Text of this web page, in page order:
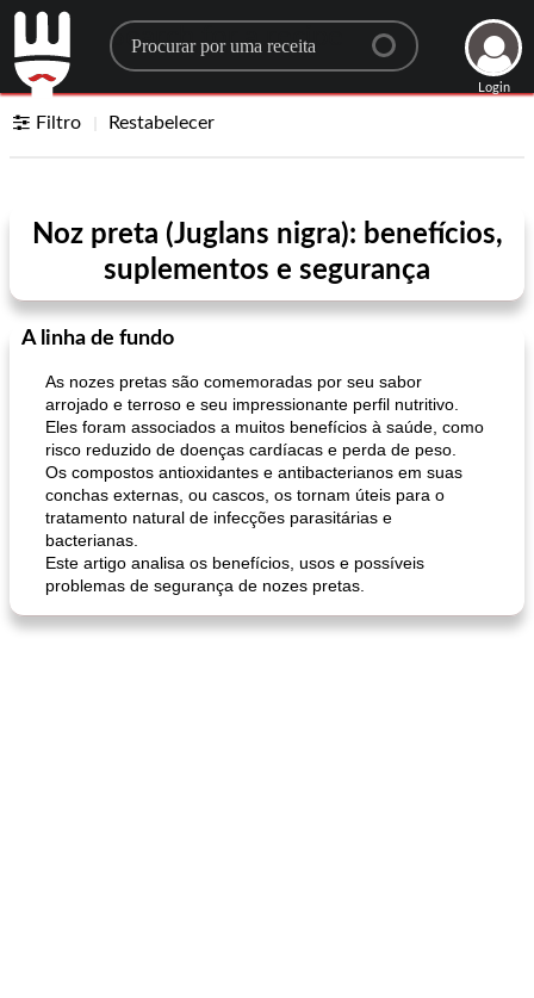
Search for a recipe
Login
Filtro Restabelecer
Noz preta (Juglans nigra): benefícios,
suplementos e segurança
A linha de fundo
As nozes pretas são comemoradas por seu sabor
arrojado e terroso e seu impressionante perfil nutritivo.
Eles foram associados a muitos benefícios à saúde, como
risco reduzido de doenças cardíacas e perda de peso.
Os compostos antioxidantes e antibacterianos em suas
conchas externas, ou cascos, os tornam úteis para o
tratamento natural de infecções parasitárias e
bacterianas.
Este artigo analisa os benefícios, usos e possíveis
problemas de segurança de nozes pretas.